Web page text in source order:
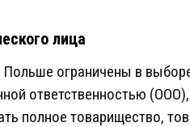
лица
ограничены в
ответственностью
полное товарищество,